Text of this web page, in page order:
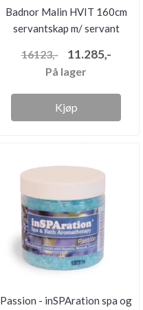
Badnor Malin HVIT 160cm
servantskap m/ servant
16123,- 11.285,-
På lager
Kjøp
Passion - inSPAration spa og